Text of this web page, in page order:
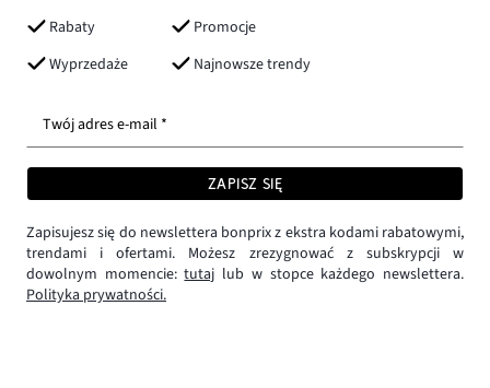
Rabaty
Promocje
Wyprzedaże
Najnowsze trendy
Twój adres e-mail *
ZAPISZ SIĘ
Zapisujesz się do newslettera bonprix z ekstra kodami rabatowymi,
trendami i ofertami. Możesz zrezygnować z subskrypcji w
dowolnym momencie:tutaj lub w stopce każdego newslettera.
Polityka prywatności.